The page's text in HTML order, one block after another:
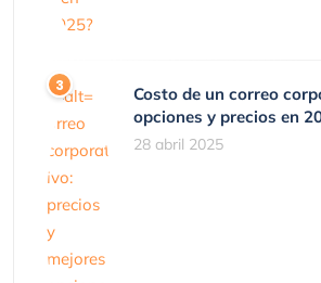
Costo de un correo
opciones y precios en
28 abril 2025